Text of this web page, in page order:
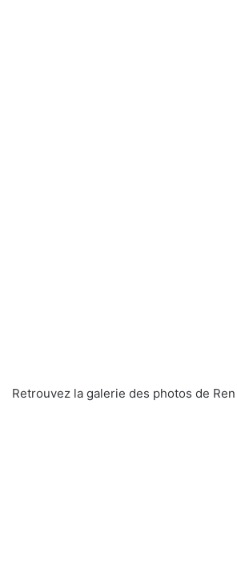
Retrouvez la galerie des photos de